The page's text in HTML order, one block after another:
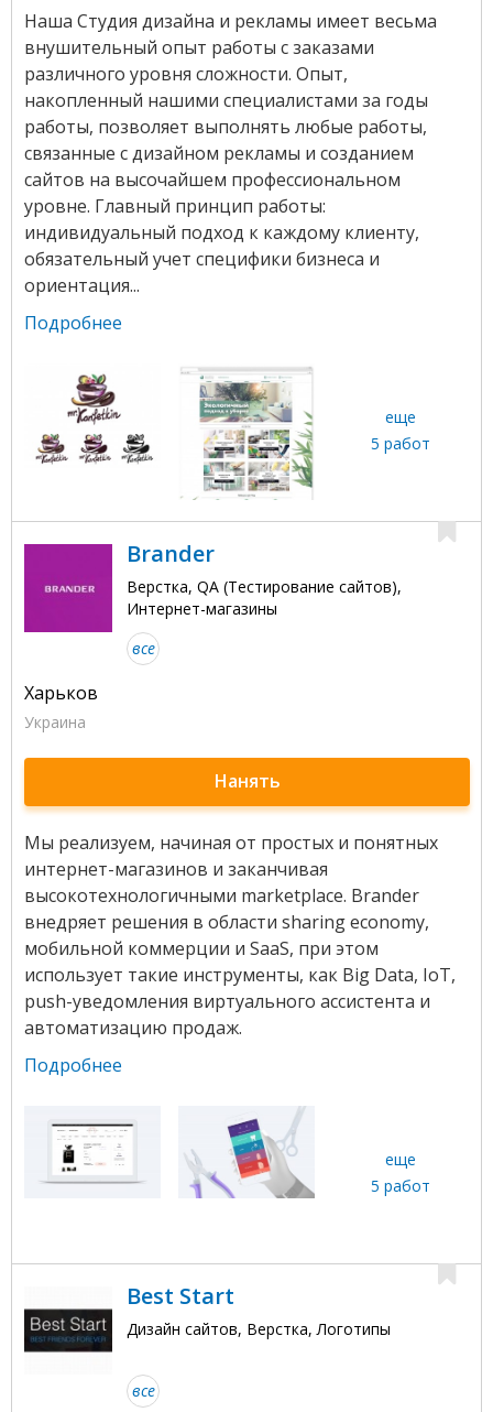
Наша Студия дизайна и рекламы имеет весьма
внушительный опыт работы с заказами
различного уровня сложности. Опыт,
накопленный нашими специалистами за годы
работы, позволяет выполнять любые работы,
связанные с дизайном рекламы и созданием
сайтов на высочайшем профессиональном
уровне. Главный принцип работы:
индивидуальный подход к каждому клиенту,
обязательный учет специфики бизнеса и
ориентация...
Подробнее
еще
5 работ
Brander
Верстка, QA (Тестирование сайтов),
Интернет-магазины
все
Харьков
Украина
Нанять
Мы реализуем, начиная от простых и понятных
интернет-магазинов и заканчивая
высокотехнологичными marketplace. Brander
внедряет решения в области sharing economy,
мобильной коммерции и SaaS, при этом
использует такие инструменты, как Big Data, IoT,
push-уведомления виртуального ассистента и
автоматизацию продаж.
Подробнее
еще
5 работ
Best Start
Дизайн сайтов, Верстка, Логотипы
все